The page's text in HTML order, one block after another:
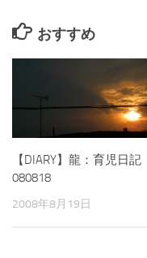
おすすめ
【DIARY】龍：育児日記
080818
2008年8月19日